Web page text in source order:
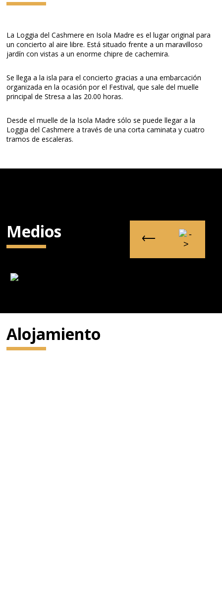
La Loggia del Cashmere en Isola Madre es el lugar original para
un concierto al aire libre. Está situado frente a un maravilloso
jardín con vistas a un enorme chipre de cachemira.
Se llega a la isla para el concierto gracias a una embarcación
organizada en la ocasión por el Festival, que sale del muelle
principal de Stresa a las 20.00 horas.
Desde el muelle de la Isola Madre sólo se puede llegar a la
Loggia del Cashmere a través de una corta caminata y cuatro
tramos de escaleras.
Medios
Alojamiento